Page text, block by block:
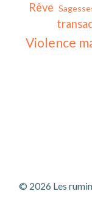
Rêve
Violence
© 2026 Les